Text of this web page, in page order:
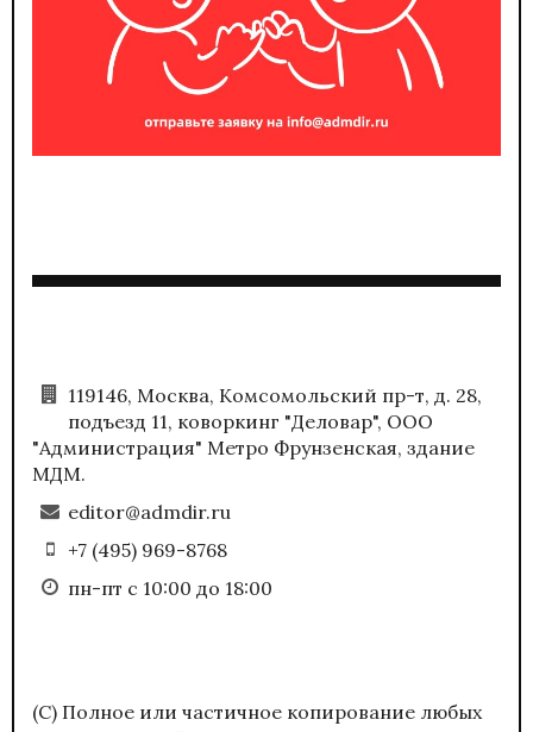
119146, Москва, Комсомольский пр-т, д. 28,
подъезд 11, коворкинг "Деловар", ООО
"Администрация" Метро Фрунзенская, здание
МДМ.
editor@admdir.ru
+7 (495) 969-8768
пн-пт с 10:00 до 18:00
(С) Полное или частичное копирование любых